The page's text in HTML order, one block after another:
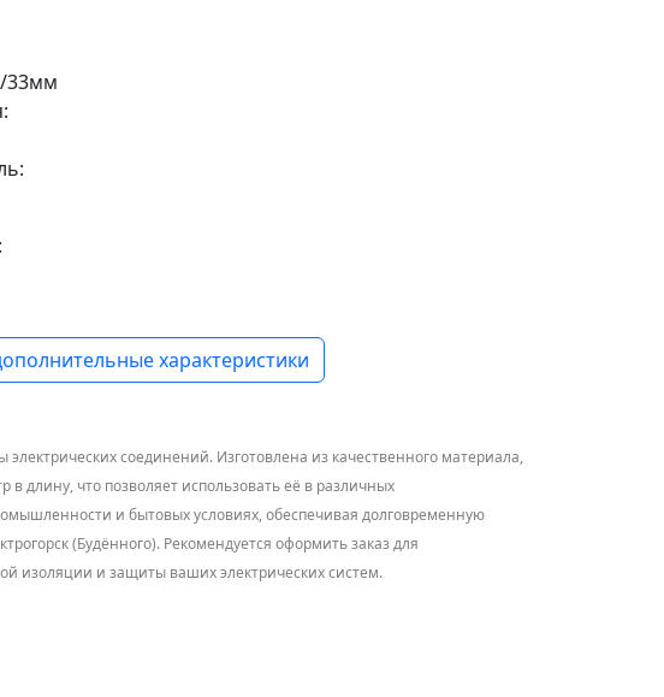
33мм
характеристики
соединений. Изготовлена из качественного материала,
длину, что позволяет использовать её в различных
и бытовых условиях, обеспечивая долговременную
(Будённого). Рекомендуется оформить заказ для
изоляции и защиты ваших электрических систем.